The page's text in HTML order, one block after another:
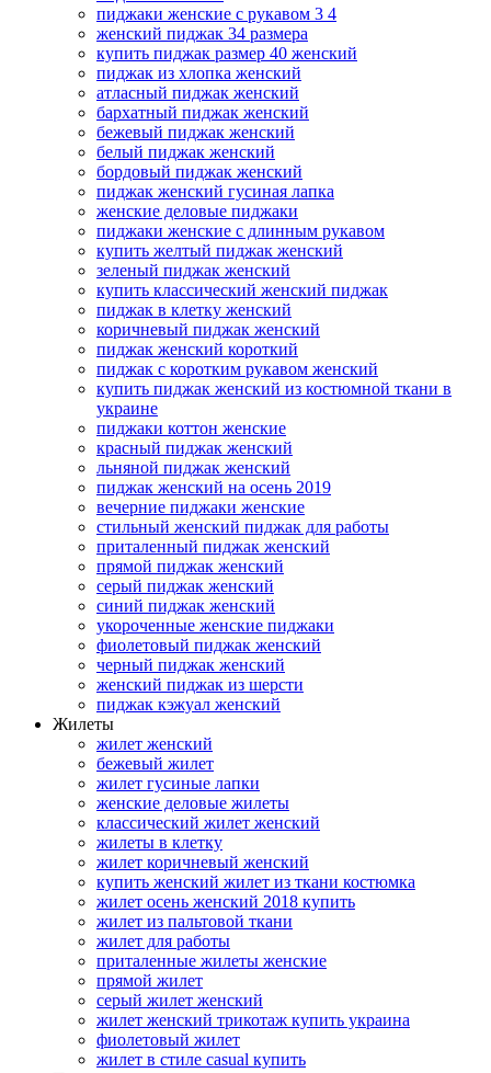
пиджаки женские с рукавом 3 4
женский пиджак 34 размера
купить пиджак размер 40 женский
пиджак из хлопка женский
атласный пиджак женский
бархатный пиджак женский
бежевый пиджак женский
белый пиджак женский
бордовый пиджак женский
пиджак женский гусиная лапка
женские деловые пиджаки
пиджаки женские с длинным рукавом
купить желтый пиджак женский
зеленый пиджак женский
купить классический женский пиджак
пиджак в клетку женский
коричневый пиджак женский
пиджак женский короткий
пиджак с коротким рукавом женский
купить пиджак женский из костюмной ткани в
украине
пиджаки коттон женские
красный пиджак женский
льняной пиджак женский
пиджак женский на осень 2019
вечерние пиджаки женские
стильный женский пиджак для работы
приталенный пиджак женский
прямой пиджак женский
серый пиджак женский
синий пиджак женский
укороченные женские пиджаки
фиолетовый пиджак женский
черный пиджак женский
женский пиджак из шерсти
пиджак кэжуал женский
Жилеты
жилет женский
бежевый жилет
жилет гусиные лапки
женские деловые жилеты
классический жилет женский
жилеты в клетку
жилет коричневый женский
купить женский жилет из ткани костюмка
жилет осень женский 2018 купить
жилет из пальтовой ткани
жилет для работы
приталенные жилеты женские
прямой жилет
серый жилет женский
жилет женский трикотаж купить украина
фиолетовый жилет
жилет в стиле casual купить